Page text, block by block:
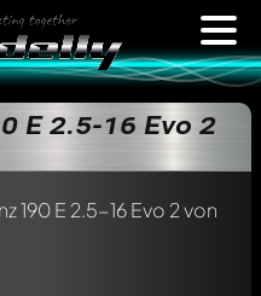
E 2.5-16 Evo 2